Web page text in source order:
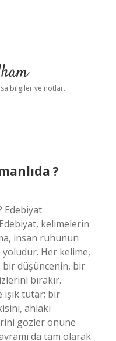
bilgiler ve notlar.
?
Edebiyat
kelimelerin
insan ruhunun
Her kelime,
bir düşüncenin, bir
bırakır.
tutar; bir
ahlaki
gözler önüne
da tam olarak